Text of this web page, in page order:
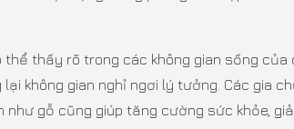
thấy rõ trong các không gian sống
không gian nghỉ ngơi lý tưởng. Các gia
gỗ cũng giúp tăng cường sức khỏe,